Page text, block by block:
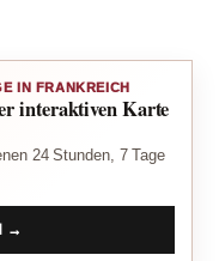
IN FRANKREICH
interaktiven Karte
24 Stunden, 7 Tage
→